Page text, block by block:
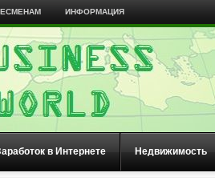
ИНФОРМАЦИЯ
в Интернете Недвижимость